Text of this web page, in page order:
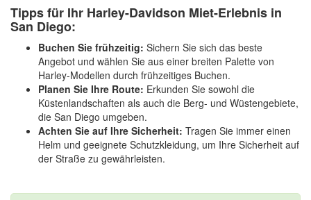
Tipps für Ihr Harley-Davidson Miet-Erlebnis in
San Diego:
Buchen Sie frühzeitig: Sichern Sie sich das beste
Angebot und wählen Sie aus einer breiten Palette von
Harley-Modellen durch frühzeitiges Buchen.
Planen Sie Ihre Route: Erkunden Sie sowohl die
Küstenlandschaften als auch die Berg- und Wüstengebiete,
die San Diego umgeben.
Achten Sie auf Ihre Sicherheit: Tragen Sie immer einen
Helm und geeignete Schutzkleidung, um Ihre Sicherheit auf
der Straße zu gewährleisten.